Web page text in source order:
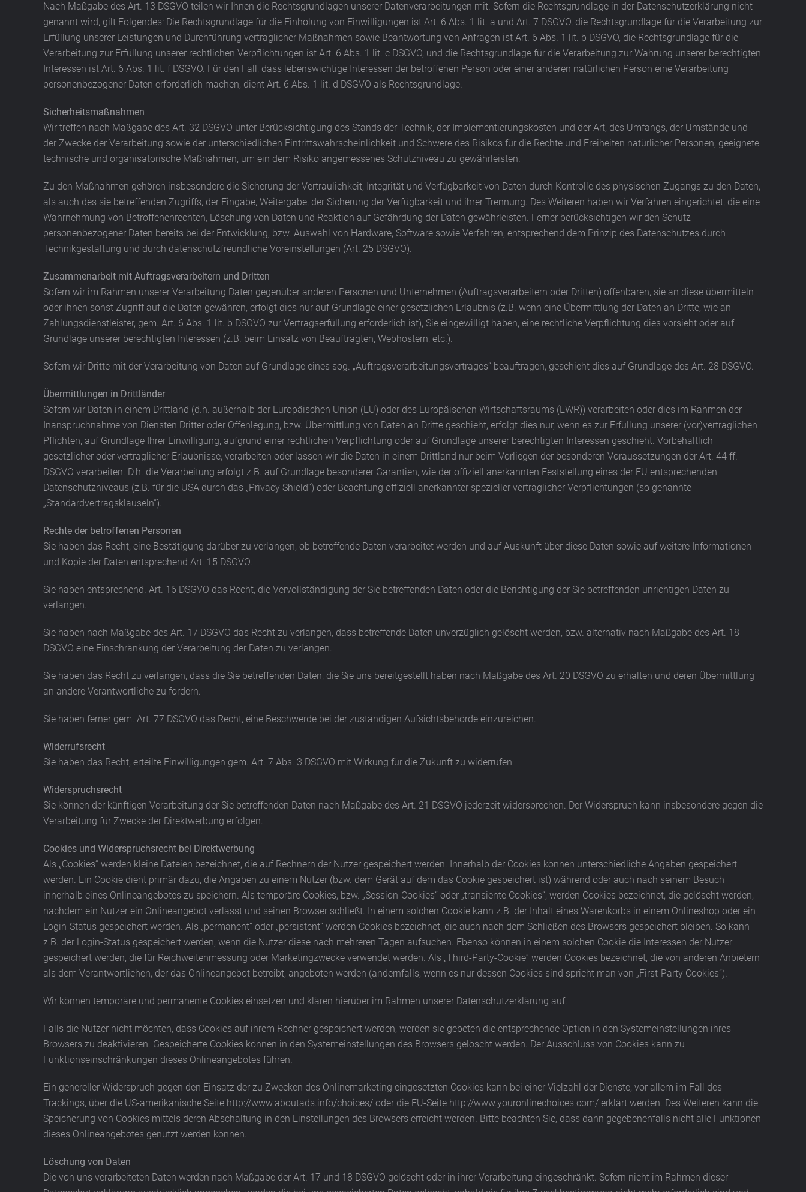
Nach Maßgabe des Art. 13 DSGVO teilen wir Ihnen die Rechtsgrundlagen unserer Datenverarbeitungen mit. Sofern die Rechtsgrundlage in der Datenschutzerklärung nicht
genannt wird, gilt Folgendes: Die Rechtsgrundlage für die Einholung von Einwilligungen ist Art. 6 Abs. 1 lit. a und Art. 7 DSGVO, die Rechtsgrundlage für die Verarbeitung zur
Erfüllung unserer Leistungen und Durchführung vertraglicher Maßnahmen sowie Beantwortung von Anfragen ist Art. 6 Abs. 1 lit. b DSGVO, die Rechtsgrundlage für die
Verarbeitung zur Erfüllung unserer rechtlichen Verpflichtungen ist Art. 6 Abs. 1 lit. c DSGVO, und die Rechtsgrundlage für die Verarbeitung zur Wahrung unserer berechtigten
Interessen ist Art. 6 Abs. 1 lit. f DSGVO. Für den Fall, dass lebenswichtige Interessen der betroffenen Person oder einer anderen natürlichen Person eine Verarbeitung
personenbezogener Daten erforderlich machen, dient Art. 6 Abs. 1 lit. d DSGVO als Rechtsgrundlage.
Sicherheitsmaßnahmen
Wir treffen nach Maßgabe des Art. 32 DSGVO unter Berücksichtigung des Stands der Technik, der Implementierungskosten und der Art, des Umfangs, der Umstände und
der Zwecke der Verarbeitung sowie der unterschiedlichen Eintrittswahrscheinlichkeit und Schwere des Risikos für die Rechte und Freiheiten natürlicher Personen, geeignete
technische und organisatorische Maßnahmen, um ein dem Risiko angemessenes Schutzniveau zu gewährleisten.
Zu den Maßnahmen gehören insbesondere die Sicherung der Vertraulichkeit, Integrität und Verfügbarkeit von Daten durch Kontrolle des physischen Zugangs zu den Daten,
als auch des sie betreffenden Zugriffs, der Eingabe, Weitergabe, der Sicherung der Verfügbarkeit und ihrer Trennung. Des Weiteren haben wir Verfahren eingerichtet, die eine
Wahrnehmung von Betroffenenrechten, Löschung von Daten und Reaktion auf Gefährdung der Daten gewährleisten. Ferner berücksichtigen wir den Schutz
personenbezogener Daten bereits bei der Entwicklung, bzw. Auswahl von Hardware, Software sowie Verfahren, entsprechend dem Prinzip des Datenschutzes durch
Technikgestaltung und durch datenschutzfreundliche Voreinstellungen (Art. 25 DSGVO).
Zusammenarbeit mit Auftragsverarbeitern und Dritten
Sofern wir im Rahmen unserer Verarbeitung Daten gegenüber anderen Personen und Unternehmen (Auftragsverarbeitern oder Dritten) offenbaren, sie an diese übermitteln
oder ihnen sonst Zugriff auf die Daten gewähren, erfolgt dies nur auf Grundlage einer gesetzlichen Erlaubnis (z.B. wenn eine Übermittlung der Daten an Dritte, wie an
Zahlungsdienstleister, gem. Art. 6 Abs. 1 lit. b DSGVO zur Vertragserfüllung erforderlich ist), Sie eingewilligt haben, eine rechtliche Verpflichtung dies vorsieht oder auf
Grundlage unserer berechtigten Interessen (z.B. beim Einsatz von Beauftragten, Webhostern, etc.).
Sofern wir Dritte mit der Verarbeitung von Daten auf Grundlage eines sog. „Auftragsverarbeitungsvertrages“ beauftragen, geschieht dies auf Grundlage des Art. 28 DSGVO.
Übermittlungen in Drittländer
Sofern wir Daten in einem Drittland (d.h. außerhalb der Europäischen Union (EU) oder des Europäischen Wirtschaftsraums (EWR)) verarbeiten oder dies im Rahmen der
Inanspruchnahme von Diensten Dritter oder Offenlegung, bzw. Übermittlung von Daten an Dritte geschieht, erfolgt dies nur, wenn es zur Erfüllung unserer (vor)vertraglichen
Pflichten, auf Grundlage Ihrer Einwilligung, aufgrund einer rechtlichen Verpflichtung oder auf Grundlage unserer berechtigten Interessen geschieht. Vorbehaltlich
gesetzlicher oder vertraglicher Erlaubnisse, verarbeiten oder lassen wir die Daten in einem Drittland nur beim Vorliegen der besonderen Voraussetzungen der Art. 44 ff.
DSGVO verarbeiten. D.h. die Verarbeitung erfolgt z.B. auf Grundlage besonderer Garantien, wie der offiziell anerkannten Feststellung eines der EU entsprechenden
Datenschutzniveaus (z.B. für die USA durch das „Privacy Shield“) oder Beachtung offiziell anerkannter spezieller vertraglicher Verpflichtungen (so genannte
„Standardvertragsklauseln“).
Rechte der betroffenen Personen
Sie haben das Recht, eine Bestätigung darüber zu verlangen, ob betreffende Daten verarbeitet werden und auf Auskunft über diese Daten sowie auf weitere Informationen
und Kopie der Daten entsprechend Art. 15 DSGVO.
Sie haben entsprechend. Art. 16 DSGVO das Recht, die Vervollständigung der Sie betreffenden Daten oder die Berichtigung der Sie betreffenden unrichtigen Daten zu
verlangen.
Sie haben nach Maßgabe des Art. 17 DSGVO das Recht zu verlangen, dass betreffende Daten unverzüglich gelöscht werden, bzw. alternativ nach Maßgabe des Art. 18
DSGVO eine Einschränkung der Verarbeitung der Daten zu verlangen.
Sie haben das Recht zu verlangen, dass die Sie betreffenden Daten, die Sie uns bereitgestellt haben nach Maßgabe des Art. 20 DSGVO zu erhalten und deren Übermittlung
an andere Verantwortliche zu fordern.
Sie haben ferner gem. Art. 77 DSGVO das Recht, eine Beschwerde bei der zuständigen Aufsichtsbehörde einzureichen.
Widerrufsrecht
Sie haben das Recht, erteilte Einwilligungen gem. Art. 7 Abs. 3 DSGVO mit Wirkung für die Zukunft zu widerrufen
Widerspruchsrecht
Sie können der künftigen Verarbeitung der Sie betreffenden Daten nach Maßgabe des Art. 21 DSGVO jederzeit widersprechen. Der Widerspruch kann insbesondere gegen die
Verarbeitung für Zwecke der Direktwerbung erfolgen.
Cookies und Widerspruchsrecht bei Direktwerbung
Als „Cookies“ werden kleine Dateien bezeichnet, die auf Rechnern der Nutzer gespeichert werden. Innerhalb der Cookies können unterschiedliche Angaben gespeichert
werden. Ein Cookie dient primär dazu, die Angaben zu einem Nutzer (bzw. dem Gerät auf dem das Cookie gespeichert ist) während oder auch nach seinem Besuch
innerhalb eines Onlineangebotes zu speichern. Als temporäre Cookies, bzw. „Session-Cookies“ oder „transiente Cookies“, werden Cookies bezeichnet, die gelöscht werden,
nachdem ein Nutzer ein Onlineangebot verlässt und seinen Browser schließt. In einem solchen Cookie kann z.B. der Inhalt eines Warenkorbs in einem Onlineshop oder ein
Login-Status gespeichert werden. Als „permanent“ oder „persistent“ werden Cookies bezeichnet, die auch nach dem Schließen des Browsers gespeichert bleiben. So kann
z.B. der Login-Status gespeichert werden, wenn die Nutzer diese nach mehreren Tagen aufsuchen. Ebenso können in einem solchen Cookie die Interessen der Nutzer
gespeichert werden, die für Reichweitenmessung oder Marketingzwecke verwendet werden. Als „Third-Party-Cookie“ werden Cookies bezeichnet, die von anderen Anbietern
als dem Verantwortlichen, der das Onlineangebot betreibt, angeboten werden (andernfalls, wenn es nur dessen Cookies sind spricht man von „First-Party Cookies“).
Wir können temporäre und permanente Cookies einsetzen und klären hierüber im Rahmen unserer Datenschutzerklärung auf.
Falls die Nutzer nicht möchten, dass Cookies auf ihrem Rechner gespeichert werden, werden sie gebeten die entsprechende Option in den Systemeinstellungen ihres
Browsers zu deaktivieren. Gespeicherte Cookies können in den Systemeinstellungen des Browsers gelöscht werden. Der Ausschluss von Cookies kann zu
Funktionseinschränkungen dieses Onlineangebotes führen.
Ein genereller Widerspruch gegen den Einsatz der zu Zwecken des Onlinemarketing eingesetzten Cookies kann bei einer Vielzahl der Dienste, vor allem im Fall des
Trackings, über die US-amerikanische Seite http://www.aboutads.info/choices/ oder die EU-Seite http://www.youronlinechoices.com/ erklärt werden. Des Weiteren kann die
Speicherung von Cookies mittels deren Abschaltung in den Einstellungen des Browsers erreicht werden. Bitte beachten Sie, dass dann gegebenenfalls nicht alle Funktionen
dieses Onlineangebotes genutzt werden können.
Löschung von Daten
Die von uns verarbeiteten Daten werden nach Maßgabe der Art. 17 und 18 DSGVO gelöscht oder in ihrer Verarbeitung eingeschränkt. Sofern nicht im Rahmen dieser